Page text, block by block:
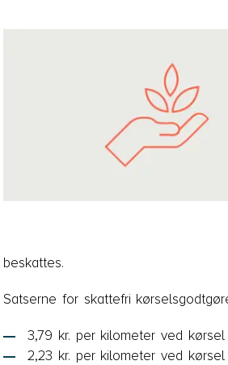
beskattes.
Satserne for skattefri
3,79 kr. per kilometer ved
2,23 kr. per kilometer ved